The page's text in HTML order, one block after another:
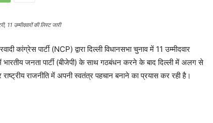
उम्मीदवारों की लिस्ट जारी
कांग्रेस पार्टी (NCP) द्वारा दिल्ली विधानसभा चुनाव में 11 उम्मीदवार
जनता पार्टी (बीजेपी) के साथ गठबंधन करने के बाद दिल्ली में अलग से
राष्ट्रीय राजनीति में अपनी स्वतंत्र पहचान बनाने का प्रयास कर रही है।